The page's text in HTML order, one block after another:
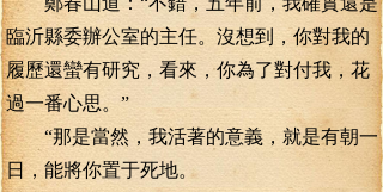
臨沂縣委辦公室的主任。沒想到，你對我的
履歷還蠻有研究，看來，你為了對付我，花
過一番心思。”
“那是當然，我活著的意義，就是有朝一
日，能將你置于死地。